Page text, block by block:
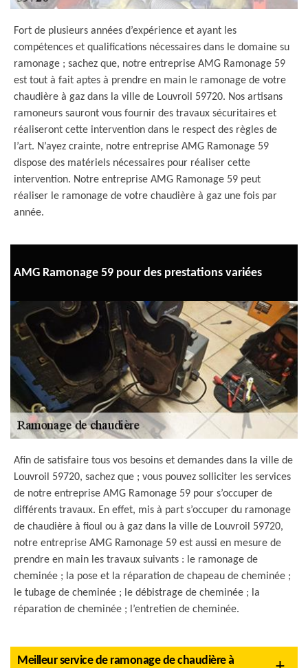
Fort de plusieurs années d’expérience et ayant les
compétences et qualifications nécessaires dans le domaine su
ramonage ; sachez que, notre entreprise AMG Ramonage 59
est tout à fait aptes à prendre en main le ramonage de votre
chaudière à gaz dans la ville de Louvroil 59720. Nos artisans
ramoneurs sauront vous fournir des travaux sécuritaires et
réaliseront cette intervention dans le respect des règles de
l’art. N’ayez crainte, notre entreprise AMG Ramonage 59
dispose des matériels nécessaires pour réaliser cette
intervention. Notre entreprise AMG Ramonage 59 peut
réaliser le ramonage de votre chaudière à gaz une fois par
année.
AMG Ramonage 59 pour des prestations variées
Afin de satisfaire tous vos besoins et demandes dans la ville de
Louvroil 59720, sachez que ; vous pouvez solliciter les services
de notre entreprise AMG Ramonage 59 pour s’occuper de
différents travaux. En effet, mis à part s’occuper du ramonage
de chaudière à fioul ou à gaz dans la ville de Louvroil 59720,
notre entreprise AMG Ramonage 59 est aussi en mesure de
prendre en main les travaux suivants : le ramonage de
cheminée ; la pose et la réparation de chapeau de cheminée ;
le tubage de cheminée ; le débistrage de cheminée ; la
réparation de cheminée ; l’entretien de cheminée.
Meilleur service de ramonage de chaudière à